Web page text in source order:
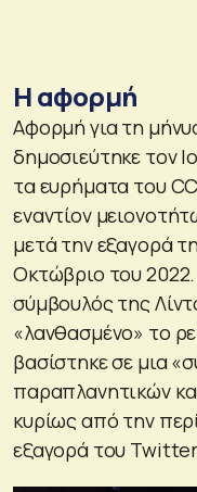
Η αφορμή
Αφορμή για τη
δημοσιεύτηκε τον
τα ευρήματα του
εναντίον
μετά την εξαγορά
Οκτώβριο του
σύμβουλός της
«λανθασμένο» το
βασίστηκε σε μια
παραπλανητικών
κυρίως από την
εξαγορά του